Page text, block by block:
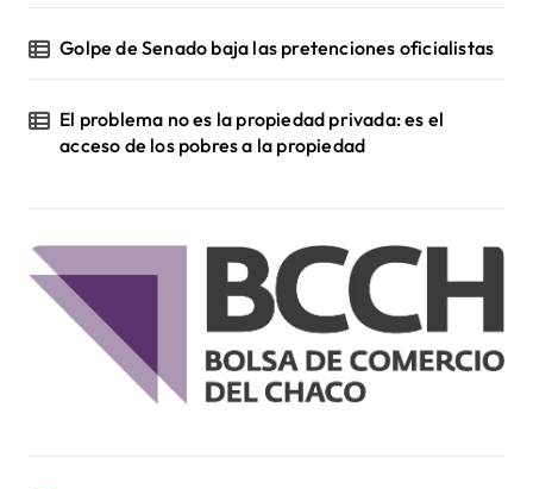
Golpe de Senado baja las pretenciones oficialistas
El problema no es la propiedad privada: es el
acceso de los pobres a la propiedad